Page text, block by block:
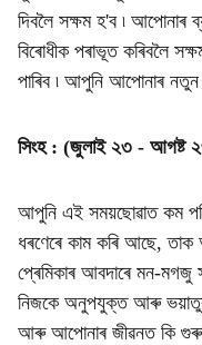
দিবলৈ সক্ষম হ'ব ৷
বিৰোধীক পৰাভূত কৰিবলৈ
পাৰিব ৷ আপুনি আপোনাৰ নতুন
সিংহ : (জুলাই ২৩ - আগষ্ট
আপুনি এই সময়ছোৱাত কম
ধৰণেৰে কাম কৰি আছে, তাক
প্ৰেমিকাৰ আবদাৰে মন-মগজু
নিজকে অনুপযুক্ত আৰু
আৰু আপোনাৰ জীৱনত কি